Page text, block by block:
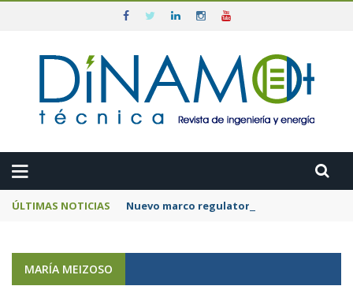
ÚLTIMAS NOTICIAS Nuevo marco regulatorio para acelerar
MARÍA MEIZOSO